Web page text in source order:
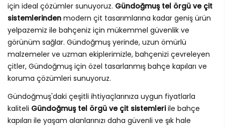
için ideal çözümler sunuyoruz. Gündoğmuş tel örgü ve çit
sistemlerinden modern çit tasarımlarına kadar geniş ürün
yelpazemiz ile bahçeniz için mükemmel güvenlik ve
görünüm sağlar. Gündoğmuş yerinde, uzun ömürlü
malzemeler ve uzman ekiplerimizle, bahçenizi çevreleyen
çitler, Gündoğmuş için özel tasarlanmış bahçe kapıları ve
koruma çözümleri sunuyoruz.
Gündoğmuş'daki çeşitli ihtiyaçlarınıza uygun fiyatlarla
kaliteli Gündoğmuş tel örgü ve çit sistemleriile bahçe
kapıları ile yaşam alanlarınızı daha güvenli ve şık hale